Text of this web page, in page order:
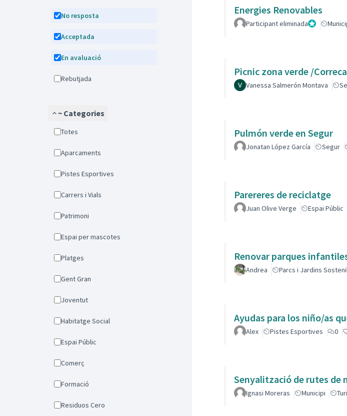
No resposta
Acceptada
En avaluació
Rebutjada
~ Categories
Totes
Aparcaments
Pistes Esportives
Carrers i Vials
Patrimoni
Espai per mascotes
Platges
Gent Gran
Joventut
Habitatge Social
Espai Públic
Comerç
Formació
Residuos Cero
Energies Renovables
Participant eliminada
Picnic zona verde /
Vanessa Salmerón Montava
Pulmón verde en Segur
Jonatan López García Segur
Parereres de reciclatge
Juan Olive Verge Espai Públic
Renovar parques
Andrea Parcs i Jardins
Ayudas para los niño/as
Alex Pistes Esportives 0
Senyalització de rutes de
Ignasi Moreras Municipi